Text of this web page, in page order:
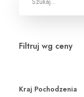
Filtruj wg ceny
Kraj Pochodzenia